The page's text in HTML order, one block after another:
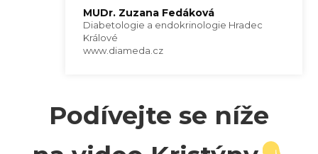
MUDr. Zuzana Fedáková
Diabetologie a endokrinologie Hradec
Králové
www.diameda.cz
Podívejte se níže